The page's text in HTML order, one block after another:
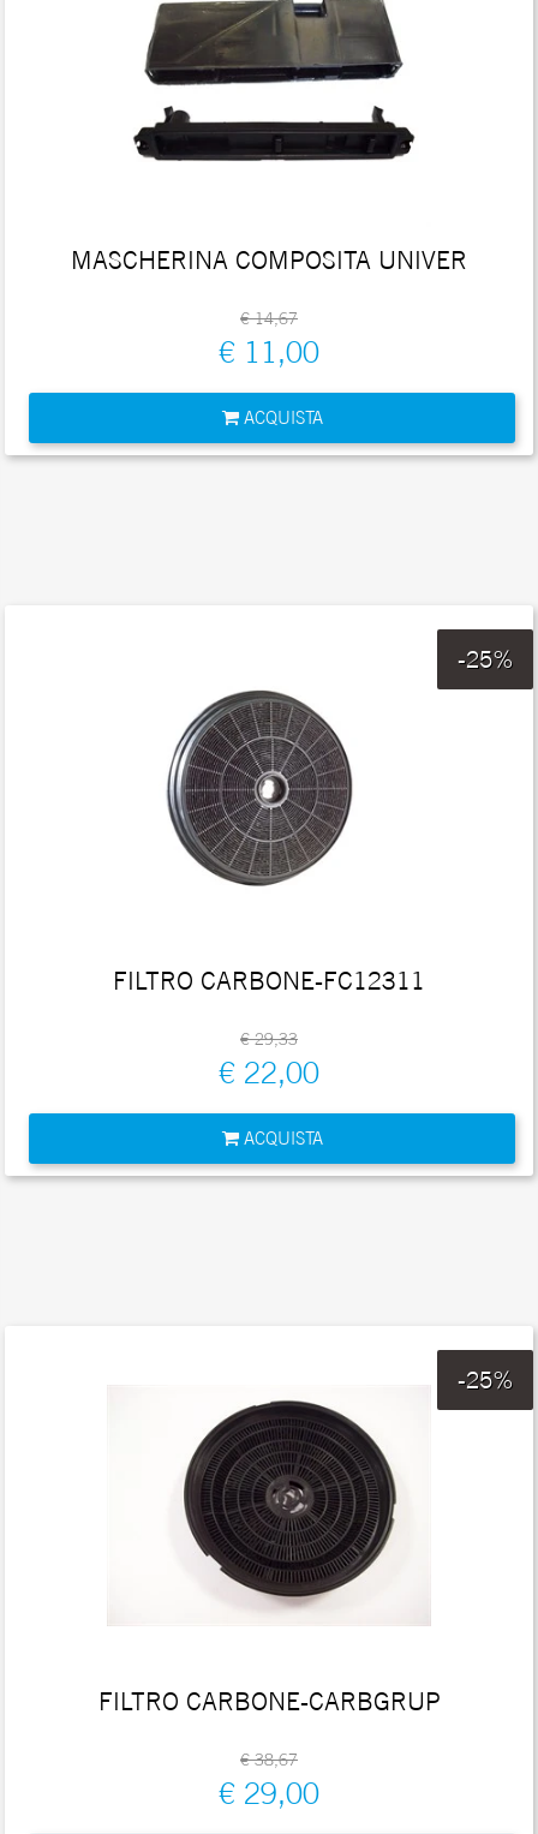
MASCHERINA COMPOSITA UNIVER
€ 14,67
€ 11,00
ACQUISTA
-25%
FILTRO CARBONE-FC12311
€ 29,33
€ 22,00
ACQUISTA
-25%
FILTRO CARBONE-CARBGRUP
€ 38,67
€ 29,00